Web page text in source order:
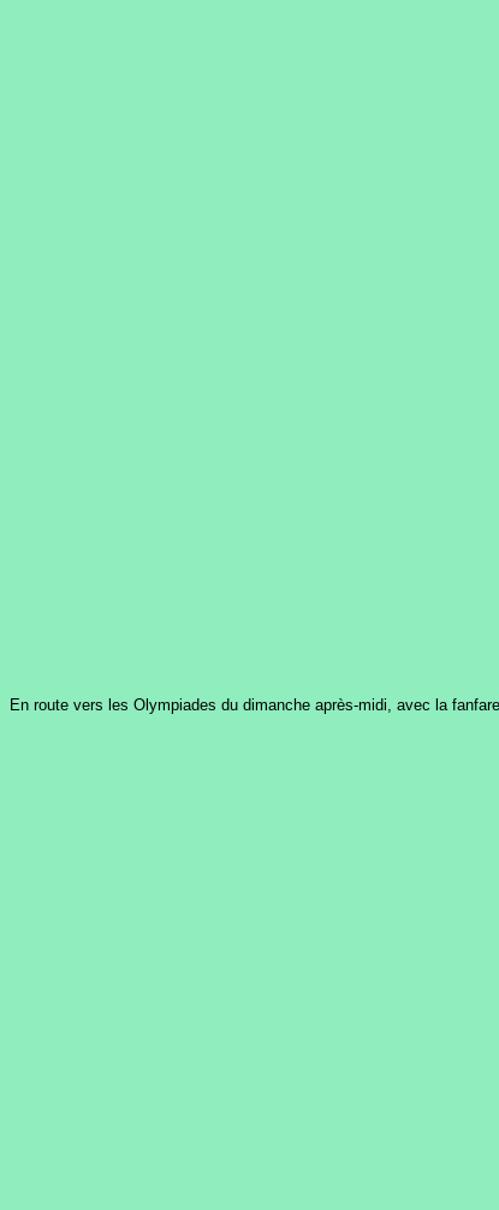
En route vers les Olympiades du dimanche après-midi, avec la